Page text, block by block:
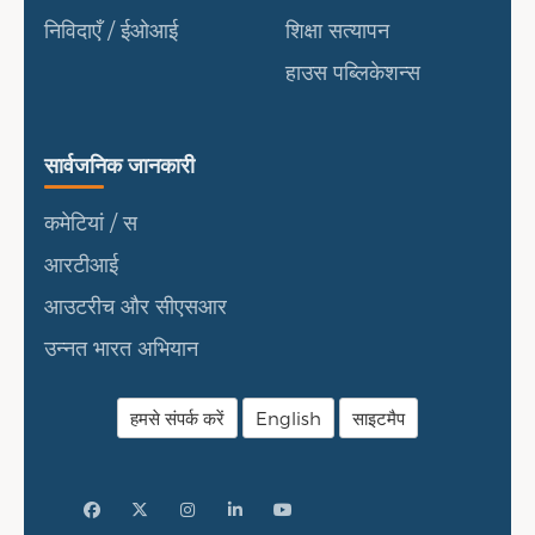
निविदाएँ / ईओआई
शिक्षा सत्यापन
हाउस पब्लिकेशन्स
सार्वजनिक जानकारी
सार्वजनिक जानकारी
कमेटियां / स
आरटीआई
आउटरीच और सीएसआर
उन्नत भारत अभियान
हमसे संपर्क करें English साइटमैप